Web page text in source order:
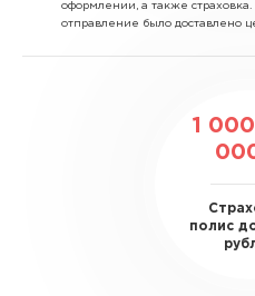
оформлении, а также
отправление было доставлено
1
полис